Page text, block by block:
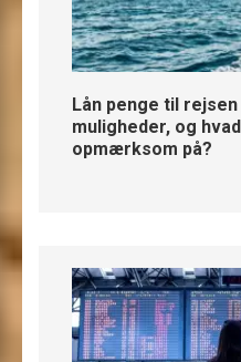
Lån penge til
muligheder, og
opmærksom på?